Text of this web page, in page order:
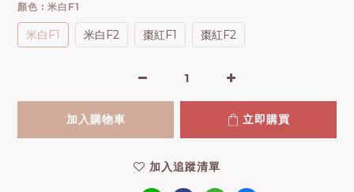
顏色 : 米白F1
米白F1 米白F2 棗紅F1 棗紅F2
加入購物車 立即購買
加入追蹤清單